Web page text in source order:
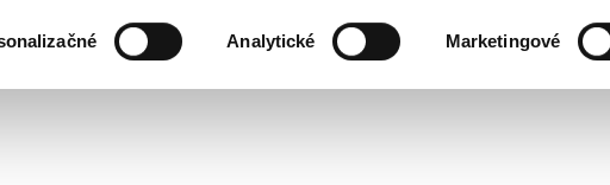
Analytické Marketingové